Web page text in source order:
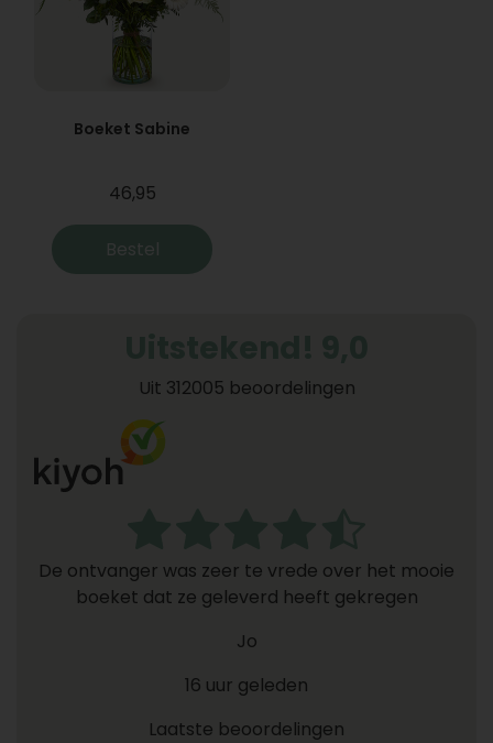
Boeket Sabine
46,95
Bestel
Uit 312005 beoordelingen
De ontvanger was zeer te vrede over het mooie
boeket dat ze geleverd heeft gekregen
Jo
16 uur geleden
Laatste beoordelingen